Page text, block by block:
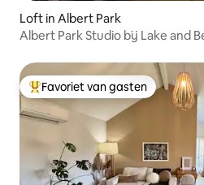
Loft in Albert Park
Albert Park Studio bij Lake and
Topfavoriet van gasten
Favoriet van gasten